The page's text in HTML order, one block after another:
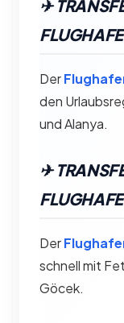
✈︎
Der
den
und Alanya.
✈︎
Der
schnell mit
Göcek.